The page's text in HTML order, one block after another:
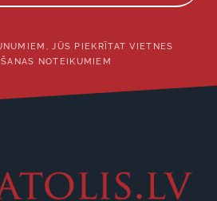
JŪS PIEKRĪTAT VIETNES
NOTEIKUMIEM